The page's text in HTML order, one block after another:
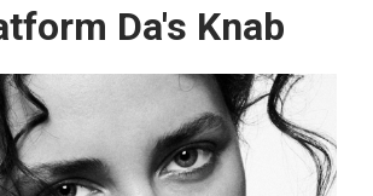
Da's Knab